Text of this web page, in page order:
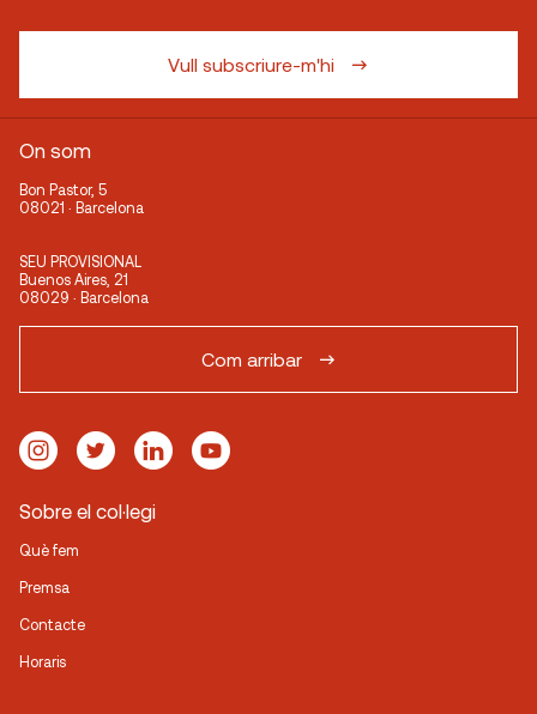
Vull subscriure-m'hi
On som
Bon Pastor, 5
08021 · Barcelona
SEU PROVISIONAL
Buenos Aires, 21
08029 · Barcelona
Com arribar
Sobre el col·legi
Què fem
Premsa
Contacte
Horaris